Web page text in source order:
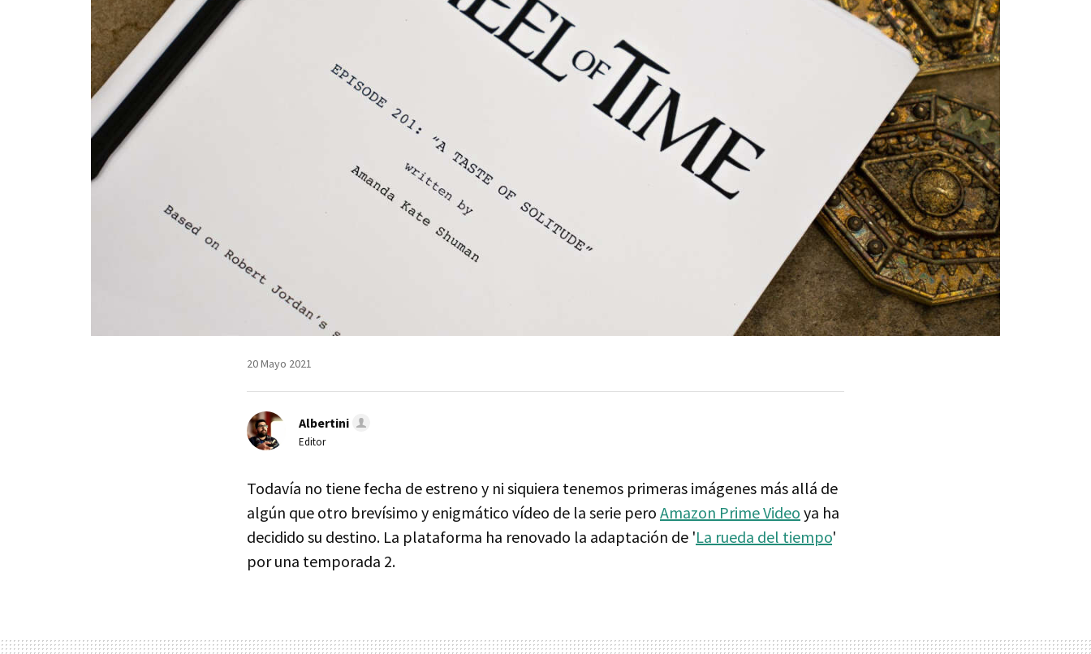
20 Mayo 2021
Albertini
Editor
Todavía no tiene fecha de estreno y ni siquiera tenemos primeras imágenes más allá de
algún que otro brevísimo y enigmático vídeo de la serie pero Amazon Prime Video ya ha
decidido su destino. La plataforma ha renovado la adaptación de 'La rueda del tiempo'
por una temporada 2.